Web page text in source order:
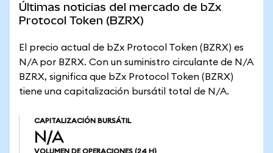
Últimas noticias del mercado de bZx
Protocol Token (BZRX)
El precio actual de bZx Protocol Token (BZRX) es
N/A por BZRX. Con un suministro circulante de N/A
BZRX, significa que bZx Protocol Token (BZRX)
tiene una capitalización bursátil total de N/A.
CAPITALIZACIÓN BURSÁTIL
N/A
VOLUMEN DE OPERACIONES (24 H)